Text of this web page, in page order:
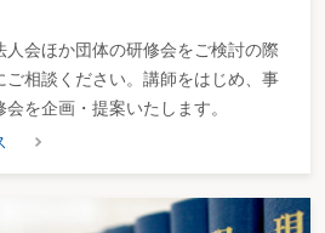
会ほか団体の研修会をご検討の際
ご相談ください。講師をはじめ、事
を企画・提案いたします。